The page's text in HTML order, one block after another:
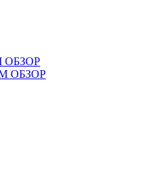
ОБЗОР
ОБЗОР